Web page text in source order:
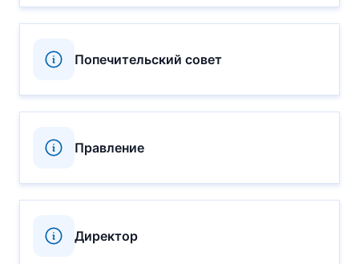
Попечительский совет
Правление
Директор